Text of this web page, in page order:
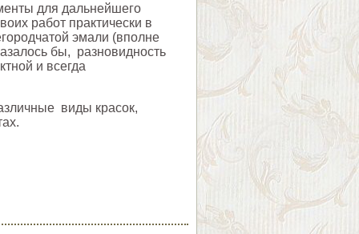
для дальнейшего
работ практически в
эмали (вполне
бы, разновидность
и всегда
виды красок,